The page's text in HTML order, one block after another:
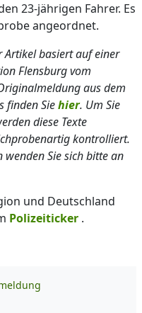
23-jährigen Fahrer. Es
angeordnet.
Artikel basiert auf einer
Flensburg vom
aus dem
finden Siehier. Um Sie
diese Texte
kontrolliert.
Sie sich bitte an
und Deutschland
Polizeiticker .